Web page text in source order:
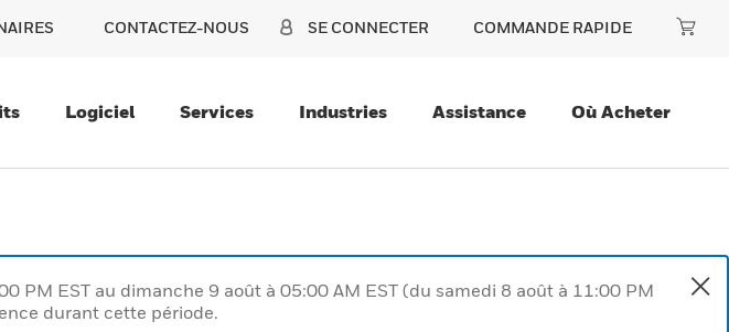
CONTACTEZ-NOUS SE CONNECTER COMMANDE RAPIDE
Logiciel Services Industries Assistance Où Acheter
EST au dimanche 9 août à 05:00 AM EST (du samedi 8 août à 11:00 PM
durant cette période.